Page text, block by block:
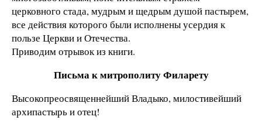
церковного стада, мудрым и щедрым душой пастырем,
все действия которого были исполнены усердия к
пользе Церкви и Отечества.
Приводим отрывок из книги.
Письма к митрополиту Филарету
Вы­со­ко­пре­о­с­вя­щен­ней­шийВла­ды­ко, ми­ло­с­ти­вей­ший
ар­хи­па­с­тырь и отец!